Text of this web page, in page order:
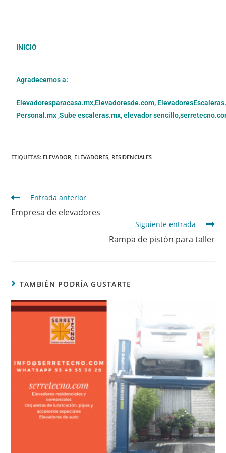
INICIO
Agradecemos a:
Elevadoresparacasa.mx,Elevadoresde.com,
Personal.mx ,Sube escaleras.mx,elevador sencillo,
ETIQUETAS: ELEVADOR, ELEVADORES, RESIDENCIALES
Entrada anterior
Empresa de elevadores
Siguiente entrada
Rampa de pistón para taller
TAMBIÉN PODRÍA GUSTARTE